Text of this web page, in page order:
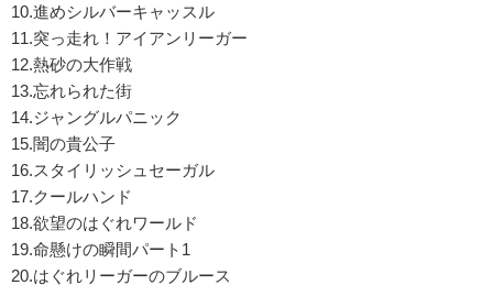
10.進めシルバーキャッスル
11.突っ走れ！アイアンリーガー
12.熱砂の大作戦
13.忘れられた街
14.ジャングルパニック
15.闇の貴公子
16.スタイリッシュセーガル
17.クールハンド
18.欲望のはぐれワールド
19.命懸けの瞬間パート1
20.はぐれリーガーのブルース